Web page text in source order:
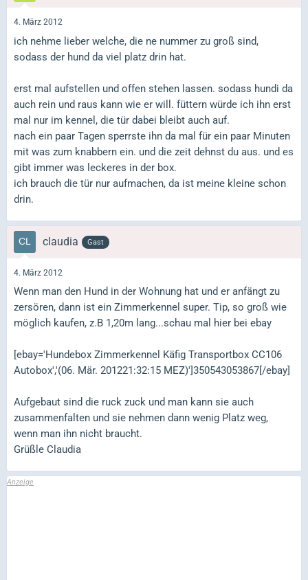
4. März 2012
ich nehme lieber welche, die ne nummer zu groß sind,
sodass der hund da viel platz drin hat.
erst mal aufstellen und offen stehen lassen. sodass hundi da
auch rein und raus kann wie er will. füttern würde ich ihn erst
mal nur im kennel, die tür dabei bleibt auch auf.
nach ein paar Tagen sperrste ihn da mal für ein paar Minuten
mit was zum knabbern ein. und die zeit dehnst du aus. und es
gibt immer was leckeres in der box.
ich brauch die tür nur aufmachen, da ist meine kleine schon
drin.
claudia Gast
4. März 2012
Wenn man den Hund in der Wohnung hat und er anfängt zu
zersören, dann ist ein Zimmerkennel super. Tip, so groß wie
möglich kaufen, z.B 1,20m lang...schau mal hier bei ebay
[ebay='Hundebox Zimmerkennel Käfig Transportbox CC106
Autobox','(06. Mär. 201221:32:15 MEZ)']350543053867[/ebay]
Aufgebaut sind die ruck zuck und man kann sie auch
zusammenfalten und sie nehmen dann wenig Platz weg,
wenn man ihn nicht braucht.
Grüßle Claudia